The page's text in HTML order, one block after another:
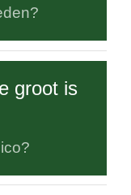
groot is